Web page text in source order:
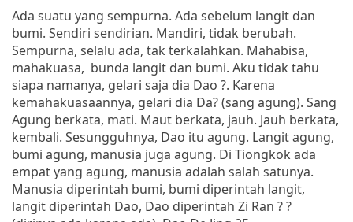
Ada suatu yang sempurna. Ada sebelum langit dan
bumi. Sendiri sendirian. Mandiri, tidak berubah.
Sempurna, selalu ada, tak terkalahkan. Mahabisa,
mahakuasa, bunda langit dan bumi. Aku tidak tahu
siapa namanya, gelari saja dia Dao ?. Karena
kemahakuasaannya, gelari dia Da? (sang agung). Sang
Agung berkata, mati. Maut berkata, jauh. Jauh berkata,
kembali. Sesungguhnya, Dao itu agung. Langit agung,
bumi agung, manusia juga agung. Di Tiongkok ada
empat yang agung, manusia adalah salah satunya.
Manusia diperintah bumi, bumi diperintah langit,
langit diperintah Dao, Dao diperintah Zi Ran ? ?